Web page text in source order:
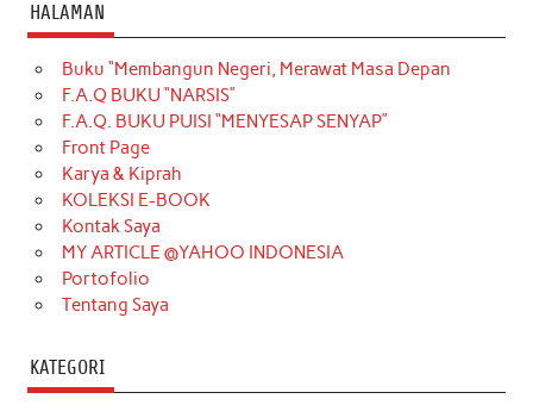
HALAMAN
Buku “Membangun Negeri, Merawat Masa Depan
F.A.Q BUKU “NARSIS”
F.A.Q. BUKU PUISI “MENYESAP SENYAP”
Front Page
Karya & Kiprah
KOLEKSI E-BOOK
Kontak Saya
MY ARTICLE @YAHOO INDONESIA
Portofolio
Tentang Saya
KATEGORI